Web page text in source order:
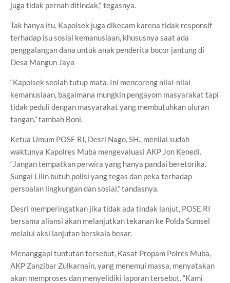
juga tidak pernah ditindak," tegasnya.
Tak hanya itu, Kapolsek juga dikecam karena tidak responsif
terhadap isu sosial kemanusiaan, khususnya saat ada
penggalangan dana untuk anak penderita bocor jantung di
Desa Mangun Jaya
“Kapolsek seolah tutup mata. Ini mencoreng nilai-nilai
kemanusiaan, bagaimana mungkin pengayom masyarakat tapi
tidak peduli dengan masyarakat yang membutuhkan uluran
tangan,” tambah Boni.
Ketua Umum POSE RI, Desri Nago, SH., menilai sudah
waktunya Kapolres Muba mengevaluasi AKP Jon Kenedi.
“Jangan tempatkan perwira yang hanya pandai beretorika.
Sungai Lilin butuh polisi yang tegas dan peka terhadap
persoalan lingkungan dan sosial,” tandasnya.
Desri memperingatkan jika tidak ada tindak lanjut, POSE RI
bersama aliansi akan melanjutkan tekanan ke Polda Sumsel
melalui aksi lanjutan berskala besar.
Menanggapi tuntutan tersebut, Kasat Propam Polres Muba,
AKP Zanzibar Zulkarnain, yang menemui massa, menyatakan
akan memproses dan menyelidiki laporan tersebut. “Kami